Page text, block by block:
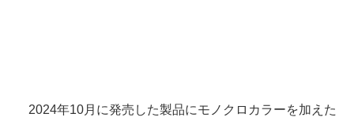
2024年10月に発売した製品にモノクロカラーを加えた